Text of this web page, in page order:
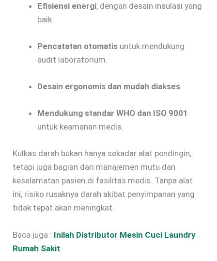
Efisiensi energi, dengan desain insulasi yang
baik.
Pencatatan otomatis untuk mendukung
audit laboratorium.
Desain ergonomis dan mudah diakses
Mendukung standar WHO dan ISO 9001
untuk keamanan medis.
Kulkas darah bukan hanya sekadar alat pendingin,
tetapi juga bagian dari manajemen mutu dan
keselamatan pasien di fasilitas medis. Tanpa alat
ini, risiko rusaknya darah akibat penyimpanan yang
tidak tepat akan meningkat.
Baca juga : Inilah Distributor Mesin Cuci Laundry
Rumah Sakit